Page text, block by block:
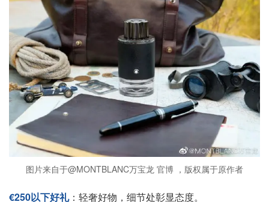
图片来自于@MONTBLANC万宝龙 官博 ，版权属于原作者
€250以下好礼：轻奢好物，细节处彰显态度。